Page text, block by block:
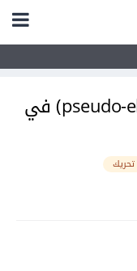
تحريك شبه العناصر (pseudo-elements) في
تحريك